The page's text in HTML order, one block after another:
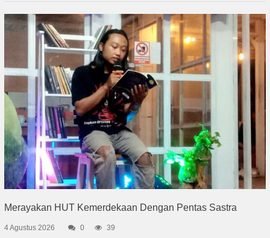
Merayakan HUT Kemerdekaan Dengan Pentas Sastra
4 Agustus 2026 0 39